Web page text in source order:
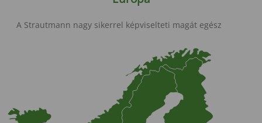
A Strautmann nagy sikerrel képviselteti magát egész